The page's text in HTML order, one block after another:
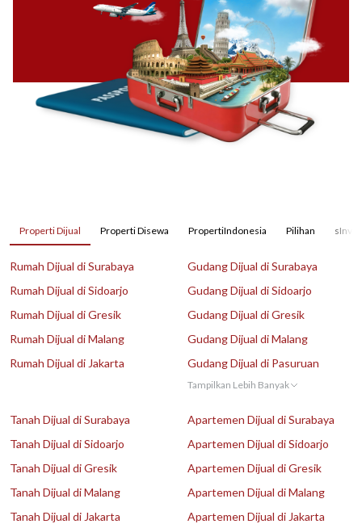
Properti Dijual Properti Disewa PropertiIndonesia Pilihan
Rumah Dijual di Surabaya
Rumah Dijual di Sidoarjo
Rumah Dijual di Gresik
Rumah Dijual di Malang
Rumah Dijual di Jakarta
Gudang Dijual di Surabaya
Gudang Dijual di Sidoarjo
Gudang Dijual di Gresik
Gudang Dijual di Malang
Gudang Dijual di Pasuruan
Tampilkan Lebih Banyak
Tanah Dijual di Surabaya
Tanah Dijual di Sidoarjo
Tanah Dijual di Gresik
Tanah Dijual di Malang
Tanah Dijual di Jakarta
Apartemen Dijual di Surabaya
Apartemen Dijual di Sidoarjo
Apartemen Dijual di Gresik
Apartemen Dijual di Malang
Apartemen Dijual di Jakarta